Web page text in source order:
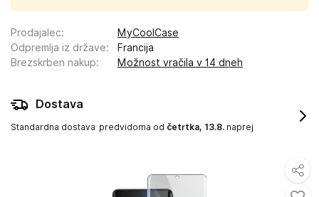
Prodajalec:
MyCoolCase
Odpremlja iz države:
Francija
Brezskrben nakup: Možnost vračila v 14 dneh
Dostava
Standardna dostava predvidoma od četrtka, 13.8. naprej